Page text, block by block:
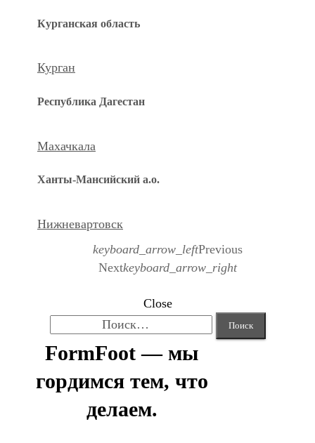
Курганская область
Курган
Республика Дагестан
Махачкала
Ханты-Мансийский а.о.
Нижневартовск
keyboard_arrow_leftPrevious
Nextkeyboard_arrow_right
Close
FormFoot — мы
гордимся тем, что
делаем.